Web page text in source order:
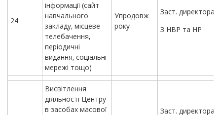
24
інформації (сайт
навчального
закладу, місцеве
телебачення,
періодичні
видання, соціальні
мережі тощо)
Упродовж
року
Заст. директора
З НВР та НР
Висвітлення
діяльності Центру
в засобах масової
Заст. директора